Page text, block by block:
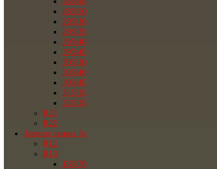
285/50
295/30
295/35
295/40
295/45
305/30
305/40
305/45
315/35
325/35
R21
R22
Зимние шины бу
R12
R13
135/70